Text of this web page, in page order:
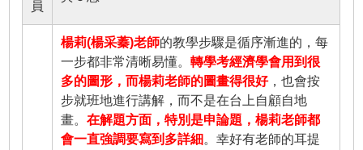
員
楊莉(楊采蓁)老師的教學步驟是循序漸進的，每
一步都非常清晰易懂。轉學考經濟學會用到很
多的圖形，而楊莉老師的圖畫得很好，也會按
步就班地進行講解，而不是在台上自顧自地
畫。在解題方面，特別是申論題，楊莉老師都
會一直強調要寫到多詳細 。幸好有老師的耳提